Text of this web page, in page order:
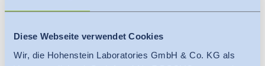
Diese Webseite verwendet Cookies
Wir, die Hohenstein Laboratories GmbH & Co. KG als
Sie können die Löschung Ihrer personenbezogenen
Aufbewahrungspflichten bestehen. Soweit eine
solche Verpflichtung besteht, sperren wir Ihre Daten